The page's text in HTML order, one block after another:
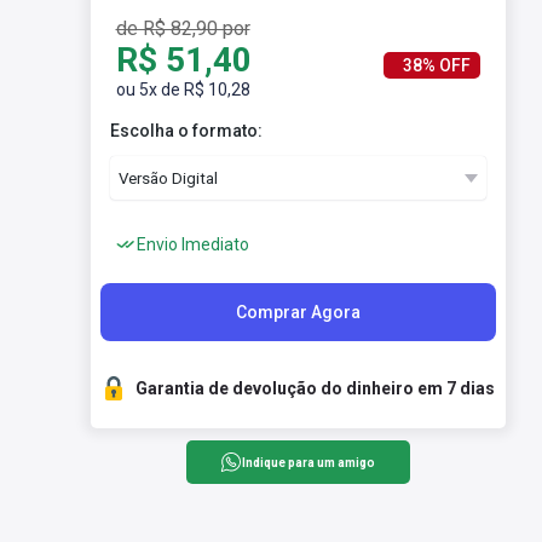
de R$ 82,90 por
R$ 51,40
ou 5x de R$ 10,28
38% OFF
Escolha o formato:
Envio Imediato
Comprar Agora
Garantia de devolução do dinheiro em 7 dias
Indique para um amigo